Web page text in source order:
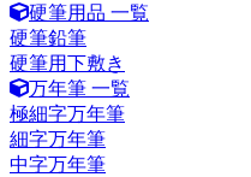
硬筆用品 一覧
硬筆鉛筆
硬筆用下敷き
万年筆 一覧
極細字万年筆
細字万年筆
中字万年筆